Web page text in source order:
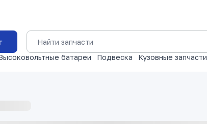
батареи Подвеска Кузовные запчасти